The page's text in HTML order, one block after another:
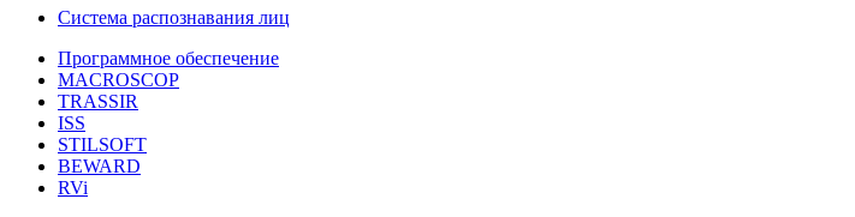
Система распознавания лиц
Программное обеспечение
MACROSCOP
TRASSIR
ISS
STILSOFT
BEWARD
RVi